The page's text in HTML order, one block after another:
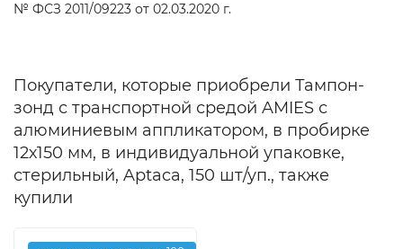
№ ФСЗ 2011/09223 от 02.03.2020 г.
Покупатели, которые приобрели Тампон-
зонд с транспортной средой AMIES с
алюминиевым аппликатором, в пробирке
12х150 мм, в индивидуальной упаковке,
стерильный, Aptaca, 150 шт/уп., также
купили